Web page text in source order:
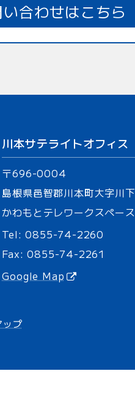
合わせはこちら
川本サテライトオフィス
〒696-0004
島根県邑智郡川本町大字川下
かわもとテレワークスペース
Tel:0855-74-2260
Fax: 0855-74-2261
Google Map
ップ